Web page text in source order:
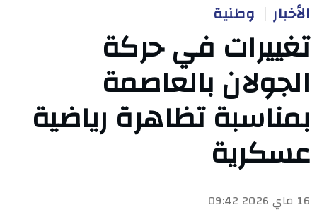
الأخبار وطنية
تغييرات في حركة
الجولان بالعاصمة
بمناسبة تظاهرة رياضية
عسكرية
16 ماي 2026 09:42